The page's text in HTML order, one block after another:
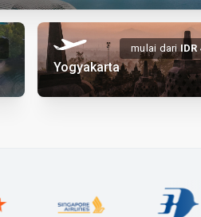
mulai dari IDR
Yogyakarta